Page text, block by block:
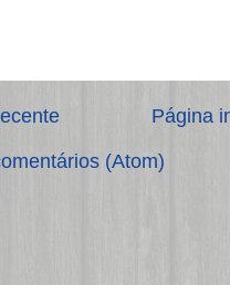
Página
(Atom)